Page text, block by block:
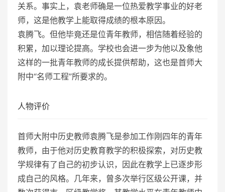
关系。事实上，袁老师确是一位热爱教学事业的好老
师，这是他教学上能取得成绩的根本原因。
袁腾飞。但他毕竟还是位青年教师，相信随着经验的
积累，加以理论提高。学校也会进一步为他以及象他
这样的一批青年教师的成长提供帮助，这也是首师大
附中“名师工程”所要求的。
人物评价
首师大附中历史教师袁腾飞是参加工作刚四年的青年
教师，由于他对历史教育教学的积极探索，对历史教
学规律有了自己的初步认识，因此在教学上已逐步形
成自己的风格。几年来，曾多次举行区级公开课，并